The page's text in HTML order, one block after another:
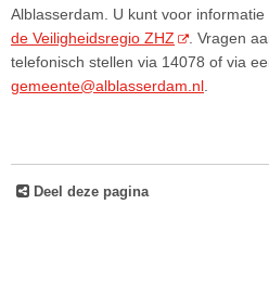
Alblasserdam. U kunt voor
de Veiligheidsregio ZHZ
. Vragen
telefonisch stellen via 14078 of via
gemeente@alblasserdam.nl
Deel deze pagina